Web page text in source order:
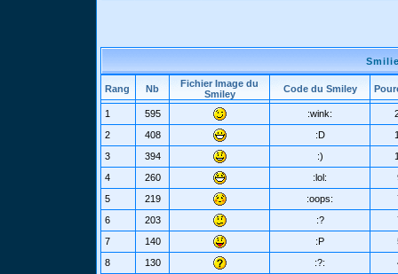
Rang Nb
Fichier Image du
Smiley
Code du Smiley
1 595 :wink:
2
408 :D
3
394 :)
4
260 :lol:
5
219 :oops:
6
203 :?
7
140 :P
8
130 :?: